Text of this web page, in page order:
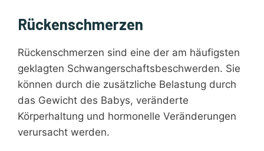
Rückenschmerzen
Rückenschmerzen sind eine der am häufigsten
geklagten Schwangerschaftsbeschwerden. Sie
können durch die zusätzliche Belastung durch
das Gewicht des Babys, veränderte
Körperhaltung und hormonelle Veränderungen
verursacht werden.